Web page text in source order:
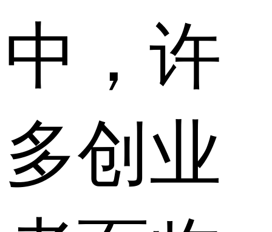
中，许
多创业